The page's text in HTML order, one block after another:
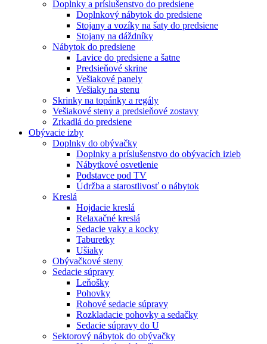
Doplnky a príslušenstvo do predsiene
Doplnkový nábytok do predsiene
Stojany a vozíky na šaty do predsiene
Stojany na dáždníky
Nábytok do predsiene
Lavice do predsiene a šatne
Predsieňové skrine
Vešiakové panely
Vešiaky na stenu
Skrinky na topánky a regály
Vešiakové steny a predsieňové zostavy
Zrkadlá do predsiene
Obývacie izby
Doplnky do obývačky
Doplnky a príslušenstvo do obývacích izieb
Nábytkové osvetlenie
Podstavce pod TV
Údržba a starostlivosť o nábytok
Kreslá
Hojdacie kreslá
Relaxačné kreslá
Sedacie vaky a kocky
Taburetky
Ušiaky
Obývačkové steny
Sedacie súpravy
Leňošky
Pohovky
Rohové sedacie súpravy
Rozkladacie pohovky a sedačky
Sedacie súpravy do U
Sektorový nábytok do obývačky